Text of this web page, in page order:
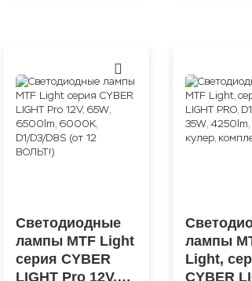
Светодиодные
лампы MTF Light
серия CYBER
LIGHT Pro 12V,
лампы
Light,
CYBER